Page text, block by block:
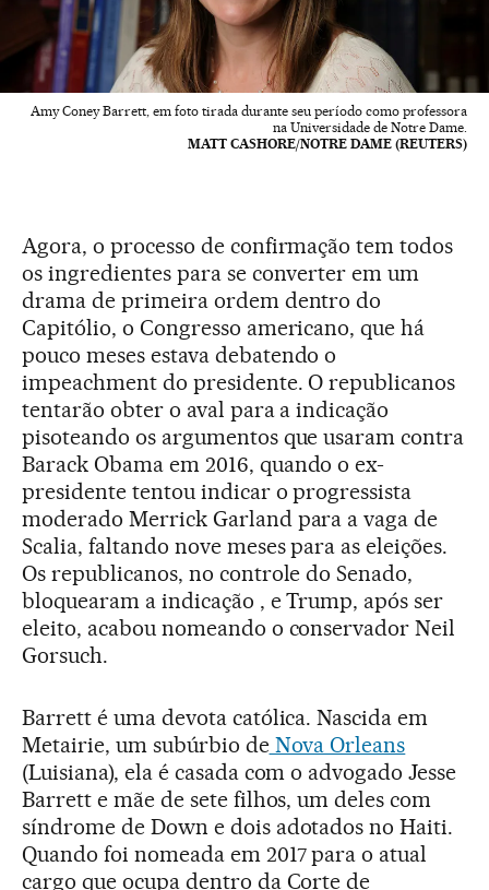
Amy Coney Barrett, em foto tirada durante seu período como professora
na Universidade de Notre Dame.
MATT CASHORE/NOTRE DAME (REUTERS)
Agora, o processo de confirmação tem todos
os ingredientes para se converter em um
drama de primeira ordem dentro do
Capitólio, o Congresso americano, que há
pouco meses estava debatendo o
impeachment do presidente. O republicanos
tentarão obter o aval para a indicação
pisoteando os argumentos que usaram contra
Barack Obama em 2016, quando o ex-
presidente tentou indicar o progressista
moderado Merrick Garland para a vaga de
Scalia, faltando nove meses para as eleições.
Os republicanos, no controle do Senado,
bloquearam a indicação , e Trump, após ser
eleito, acabou nomeando o conservador Neil
Gorsuch.
Barrett é uma devota católica. Nascida em
Metairie, um subúrbio deNova Orleans
(Luisiana), ela é casada com o advogado Jesse
Barrett e mãe de sete filhos, um deles com
síndrome de Down e dois adotados no Haiti.
Quando foi nomeada em 2017 para o atual
cargo que ocupa dentro da Corte de